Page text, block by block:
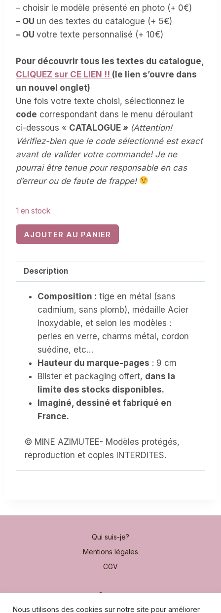
– choisir le modèle présenté en photo (+ 0€)
– OU un des textes du catalogue (+ 5€)
– OU votre texte personnalisé (+ 10€)
Pour découvrir tous les textes du catalogue,
CLIQUEZ sur CE LIEN !! (le lien s’ouvre dans
un nouvel onglet)
Une fois votre texte choisi, sélectionnez le
code correspondant dans le menu déroulant
ci-dessous « CATALOGUE » (Attention!
Vérifiez-bien que le code sélectionné est exact
avant de valider votre commande! Je ne
pourrai être tenue pour responsable en cas
d’erreur ou de faute de frappe!
1 en stock
quantité
de
pages
métal
Inoxydable,
personnalisable
(MPM-
031)
AJOUTER AU PANIER
Description
Composition : tige en métal (sans
cadmium, sans plomb), médaille Acier
Inoxydable, et selon les modèles :
perles en verre, charms métal, cordon
suédine, etc…
Hauteur du marque-pages : 9 cm
Blister et packaging offert, dans la
limite des stocks disponibles.
Imaginé, dessiné et fabriqué en
France.
© MINE AZIMUTEE- Modèles protégés,
reproduction et copies INTERDITES.
Qui suis-je?
Mentions légales
CGV
Contact
Moyens de paiement
Nous utilisons des cookies sur notre site pour améliorer